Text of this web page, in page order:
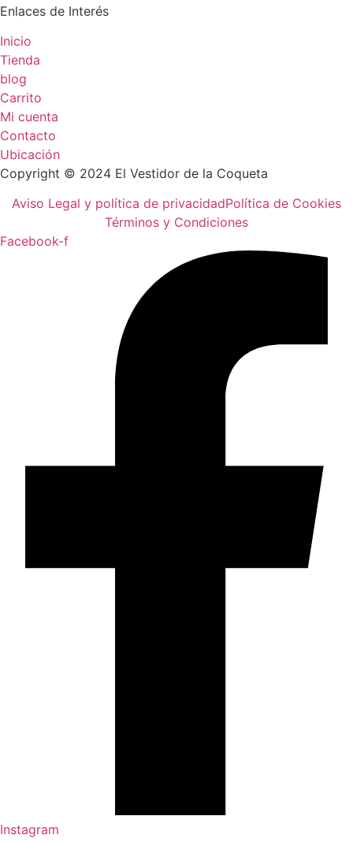
Enlaces de Interés
Inicio
Tienda
blog
Carrito
Mi cuenta
Contacto
Ubicación
Copyright © 2024 El Vestidor de la Coqueta
Aviso Legal y política de privacidadPolítica de Cookies
Términos y Condiciones
Facebook-f
Instagram